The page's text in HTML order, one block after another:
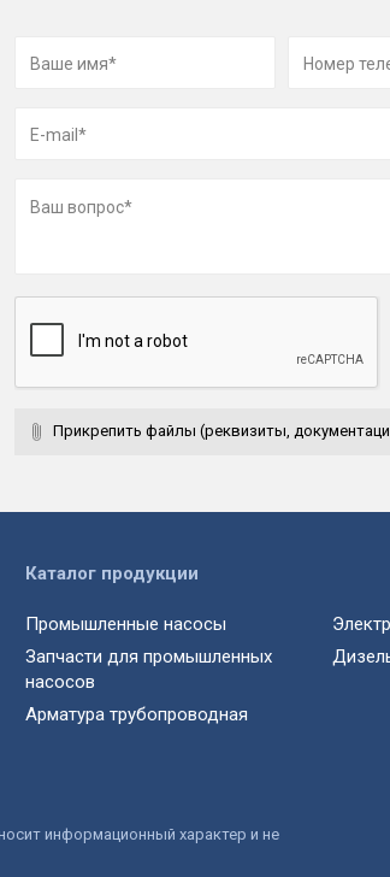
Прикрепить файлы (реквизиты,
Каталог продукции
Промышленные насосы
Запчасти для промышленных
насосов
Арматура трубопроводная
информационный характер и не